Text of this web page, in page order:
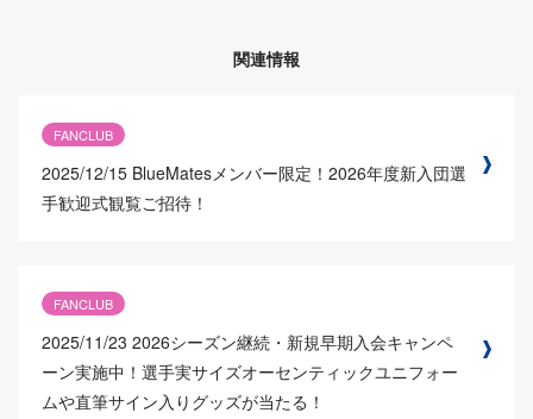
関連情報
FANCLUB
2025/12/15 BlueMatesメンバー限定！2026年度新入団選
手歓迎式観覧ご招待！
FANCLUB
2025/11/23 2026シーズン継続・新規早期入会キャンペ
ーン実施中！選手実サイズオーセンティックユニフォー
ムや直筆サイン入りグッズが当たる！